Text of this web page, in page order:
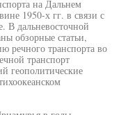
на Дальнем
1950-х гг. в связи с
В дальневосточной
обзорные статьи,
речного транспорта во
транспорт
геополитические